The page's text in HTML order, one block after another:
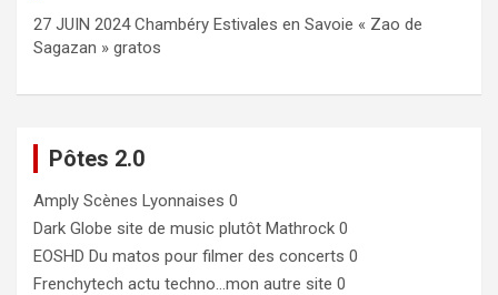
27 JUIN 2024 Chambéry Estivales en Savoie « Zao de
Sagazan » gratos
Pôtes 2.0
Amply Scènes Lyonnaises 0
Dark Globe site de music plutôt Mathrock 0
EOSHD Du matos pour filmer des concerts 0
Frenchytech actu techno…mon autre site 0